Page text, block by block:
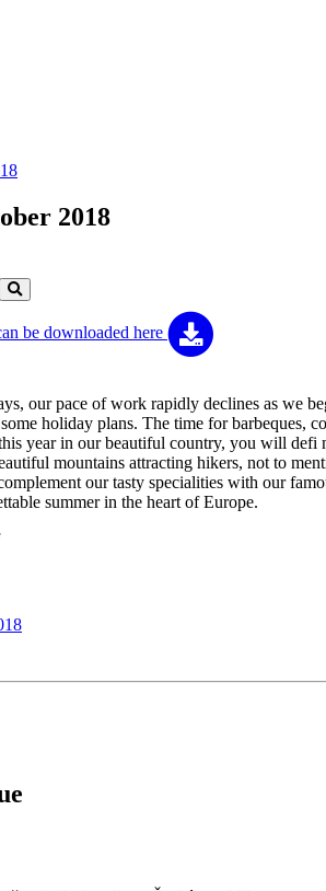
2018
be downloaded here
our pace of work rapidly declines as we
holiday plans. The time for barbeques,
year in our beautiful country, you will defi
mountains attracting hikers, not to
our tasty specialities with our
summer in the heart of Europe.